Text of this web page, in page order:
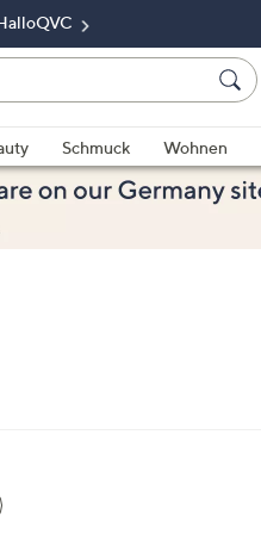
Schmuck Wohnen